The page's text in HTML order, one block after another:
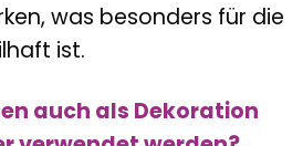
was besonders für die
ist.
auch als Dekoration